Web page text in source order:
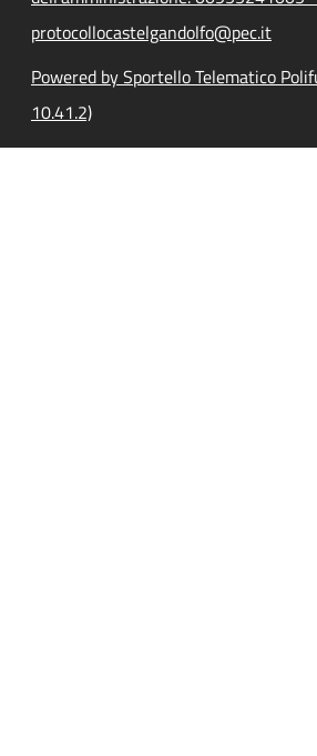
protocollocastelgandolfo@pec.it
Powered by Sportello Telematico
10.41.2)